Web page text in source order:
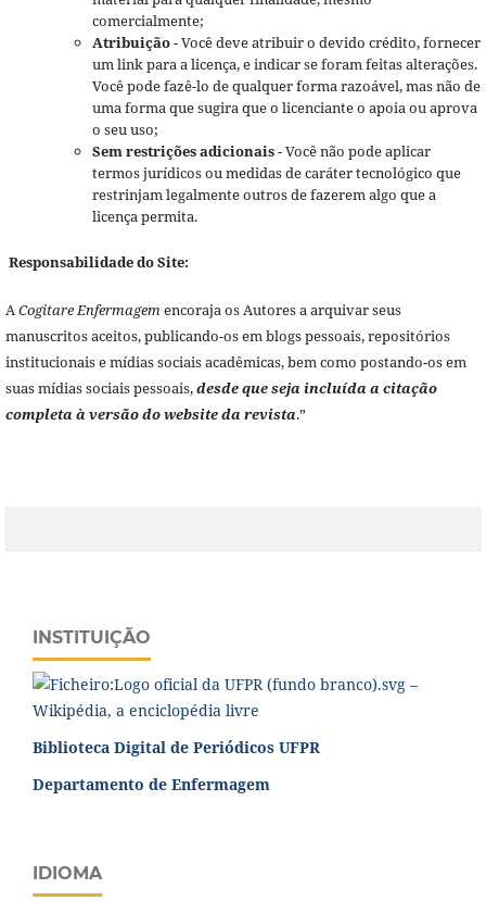
comercialmente;
Atribuição- Você deve atribuir o devido crédito, fornecer
um link para a licença, e indicar se foram feitas alterações.
Você pode fazê-lo de qualquer forma razoável, mas não de
uma forma que sugira que o licenciante o apoia ou aprova
o seu uso;
Sem restrições adicionais- Você não pode aplicar
termos jurídicos ou medidas de caráter tecnológico que
restrinjam legalmente outros de fazerem algo que a
licença permita.
Responsabilidade do Site:
A Cogitare Enfermagem encoraja os Autores a arquivar seus
manuscritos aceitos, publicando-os em blogs pessoais, repositórios
institucionais e mídias sociais acadêmicas, bem como postando-os em
suas mídias sociais pessoais,desde que seja incluída a citação
completa à versão do website da revista.”
INSTITUIÇÃO
Biblioteca Digital de Periódicos UFPR
Departamento de Enfermagem
IDIOMA